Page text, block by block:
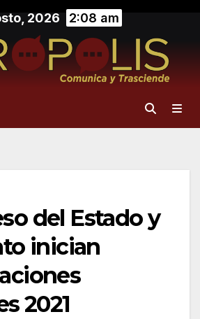
2026 2:08 am
del Estado y
inician
2021